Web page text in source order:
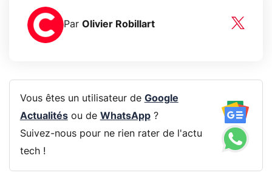
Par Olivier Robillart
Vous êtes un utilisateur de Google
Actualitésou de WhatsApp?
Suivez-nous pour ne rien rater de l'actu
tech !